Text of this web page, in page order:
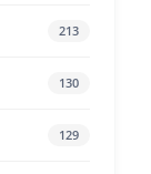
213
130
129